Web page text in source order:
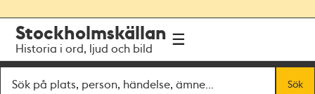
navigationen
huvudinnehållet
Stockholmskällan
Historia i ord, ljud och bild
Sök